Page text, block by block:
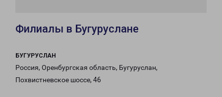
Филиалы в Бугуруслане
БУГУРУСЛАН
Россия, Оренбургская область, Бугуруслан,
Похвистневское шоссе, 46